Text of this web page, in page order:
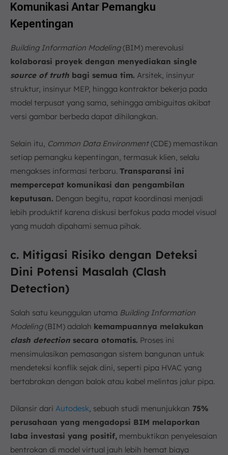
Komunikasi Antar Pemangku
Kepentingan
Building Information Modeling(BIM) merevolusi
kolaborasi proyek dengan menyediakan single
source of truth bagi semua tim. Arsitek, insinyur
struktur, insinyur MEP, hingga kontraktor bekerja pada
model terpusat yang sama, sehingga ambiguitas akibat
versi gambar berbeda dapat dihilangkan.
Selain itu, Common Data Environment(CDE) memastikan
setiap pemangku kepentingan, termasuk klien, selalu
mengakses informasi terbaru. Transparansi ini
mempercepat komunikasi dan pengambilan
keputusan. Dengan begitu, rapat koordinasi menjadi
lebih produktif karena diskusi berfokus pada model visual
yang mudah dipahami semua pihak.
c. Mitigasi Risiko dengan Deteksi
Dini Potensi Masalah (Clash
Detection)
Salah satu keunggulan utama Building Information
Modeling(BIM) adalah kemampuannya melakukan
clash detection secara otomatis. Proses ini
mensimulasikan pemasangan sistem bangunan untuk
mendeteksi konflik sejak dini, seperti pipa HVAC yang
bertabrakan dengan balok atau kabel melintas jalur pipa.
Dilansir dari Autodesk, sebuah studi menunjukkan 75%
perusahaan yang mengadopsi BIM melaporkan
laba investasi yang positif, membuktikan penyelesaian
bentrokan di model virtual jauh lebih hemat biaya